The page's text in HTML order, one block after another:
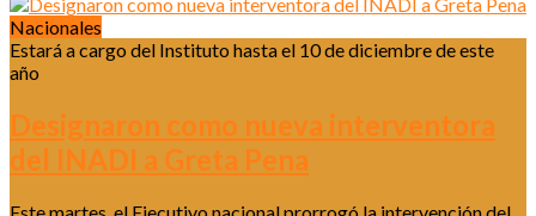
Nacionales
Estará a cargo del Instituto hasta el 10 de diciembre de este
año
Designaron como nueva interventora
del INADI a Greta Pena
Este martes, el Ejecutivo nacional prorrogó la intervención del